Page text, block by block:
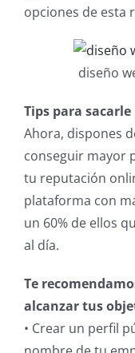
opciones de esta
diseño
Tips para
Ahora, dispones
conseguir mayor
tu reputación
plataforma con
un 60% de ellos
al día.
Te
alcanzar tus
• Crear un perfil